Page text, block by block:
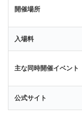
開催場所
入場料
主な同時開催イベント
公式サイト